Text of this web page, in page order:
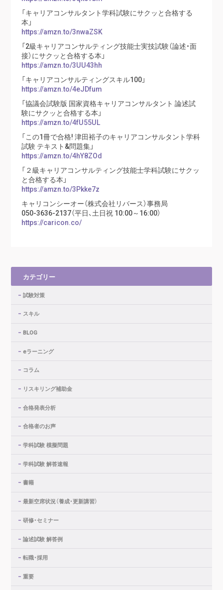
「キャリアコンサルタント学科試験にサクッと合格する
本」
https://amzn.to/3nwaZSK
「2級キャリアコンサルティング技能士実技試験（論述・面
接）にサクッと合格する本」
https://amzn.to/3UU43hh
「キャリアコンサルティングスキル100」
https://amzn.to/4eJDfum
「協議会試験版 国家資格キャリアコンサルタント 論述試
験にサクッと合格する本」
https://amzn.to/4fU55UL
「この1冊で合格! 津田裕子のキャリアコンサルタント学科
試験 テキスト&問題集」
https://amzn.to/4hY8ZOd
「２級キャリアコンサルティング技能士学科試験にサクッ
と合格する本」
https://amzn.to/3Pkke7z
キャリコンシーオー（株式会社リバース）事務局
050-3636-2137（平日、土日祝 10:00～16:00）
https://caricon.co/
カテゴリー
試験対策
スキル
BLOG
eラーニング
コラム
リスキリング補助金
合格発表分析
合格者のお声
学科試験 模擬問題
学科試験 解答速報
書籍
最新空席状況（養成・更新講習）
研修・セミナー
論述試験 解答例
転職・採用
重要